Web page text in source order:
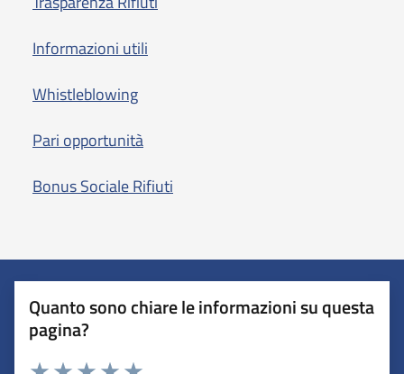
Informazioni utili
Whistleblowing
Pari opportunità
Bonus Sociale Rifiuti
Quanto sono chiare le informazioni su questa
pagina?